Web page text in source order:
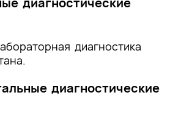
диагностика
диагностические